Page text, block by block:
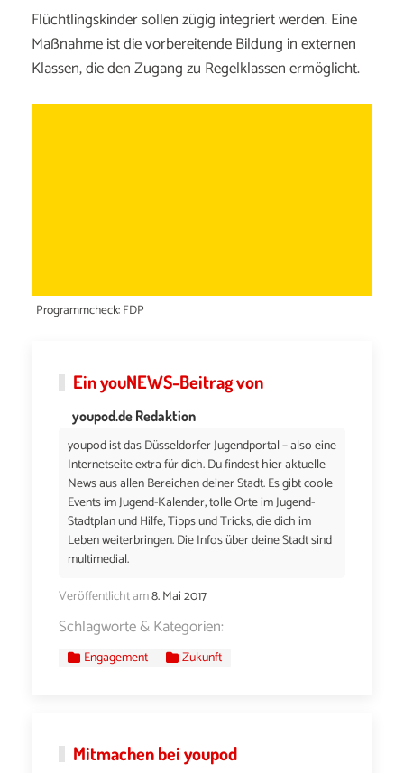
Flüchtlingskinder sollen zügig integriert werden. Eine
Maßnahme ist die vorbereitende Bildung in externen
Klassen, die den Zugang zu Regelklassen ermöglicht.
Programmcheck: FDP
EinyouNEWS-Beitrag von
youpod.de Redaktion
youpod ist das Düsseldorfer Jugendportal – also eine
Internetseite extra für dich. Du findest hier aktuelle
News aus allen Bereichen deiner Stadt. Es gibt coole
Events im Jugend-Kalender, tolle Orte im Jugend-
Stadtplan und Hilfe, Tipps und Tricks, die dich im
Leben weiterbringen. Die Infos über deine Stadt sind
multimedial.
Veröffentlicht am8. Mai 2017
Schlagworte & Kategorien:
Engagement Zukunft
Mitmachen bei youpod